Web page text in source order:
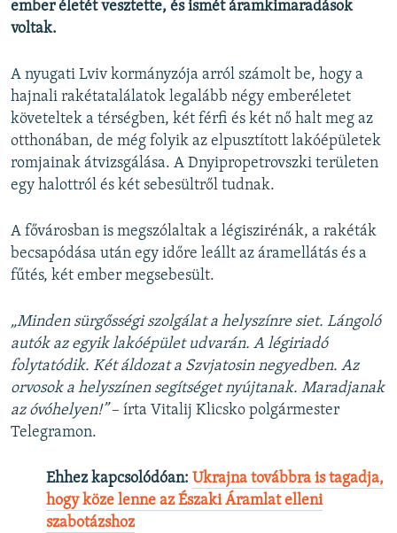
ember életét vesztette, és ismét áramkimaradások
voltak.
A nyugati Lviv kormányzója arról számolt be, hogy a
hajnali rakétatalálatok legalább négy emberéletet
követeltek a térségben, két férfi és két nő halt meg az
otthonában, de még folyik az elpusztított lakóépületek
romjainak átvizsgálása. A Dnyipropetrovszki területen
egy halottról és két sebesültről tudnak.
A fővárosban is megszólaltak a légiszirénák, a rakéták
becsapódása után egy időre leállt az áramellátás és a
fűtés, két ember megsebesült.
„Minden sürgősségi szolgálat a helyszínre siet. Lángoló
autók az egyik lakóépület udvarán. A légiriadó
folytatódik. Két áldozat a Szvjatosin negyedben. Az
orvosok a helyszínen segítséget nyújtanak. Maradjanak
az óvóhelyen!”– írta Vitalij Klicsko polgármester
Telegramon.
Ehhez kapcsolódóan: Ukrajna továbbra is tagadja,
hogy köze lenne az Északi Áramlat elleni
szabotázshoz